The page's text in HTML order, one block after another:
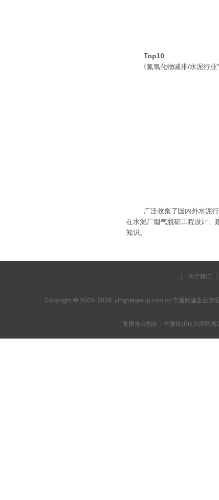
Top10
《氮氧化物减排/水泥行
广泛收集了国内外水泥行业
在水泥厂烟气脱硝工程设计、
知识。
关于我们
Copyright © 2005-2026 yinghaigroup.com.cn 宁夏阅瀛企业管
集团办公地址：宁夏银川市兴庆区